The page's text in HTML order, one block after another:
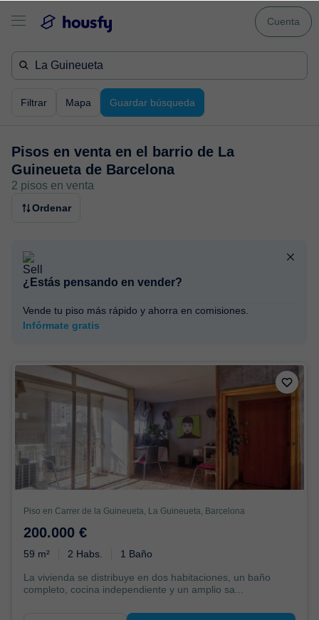
Cuenta
Filtrar Mapa Guardar búsqueda
Pisos en venta en el barrio de La
Guineueta de Barcelona
2 pisos en venta
Ordenar
¿Estás pensando en vender?
Vende tu piso más rápido y ahorra en comisiones.
Infórmate gratis
Piso en Carrer de la Guineueta, La Guineueta, Barcelona
200.000 €
59 m² 2 Habs. 1 Baño
La vivienda se distribuye en dos habitaciones, un baño
completo, cocina independiente y un amplio sa...